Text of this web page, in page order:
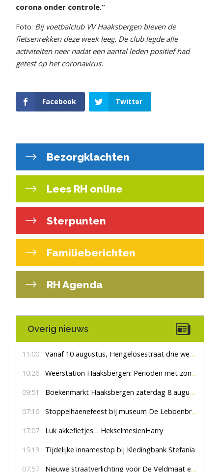
corona onder controle.”
Foto: Bij voetbalclub VV Haaksbergen bleven de
fietsenrekken deze week leeg. De club legde alle
activiteiten neer nadat een aantal leden positief had
getest op het coronavirus.
Facebook Twitter
Bezorgklachten
Lees RH online
Sterpunten
Familieberichten
RH Agenda
Overig nieuws
11:00 Vanaf 10 augustus, Hengelosestraat drie weken dicht voor doorgaand verkeer
10:26 Weerstation Haaksbergen: Perioden met zon en droog
09:51 Boekenmarkt Haaksbergen zaterdag 8 augustus, marktplein Haaksbergen
07:16 Stoppelhaenefeest bij museum De Lebbenbrugge
17:07 Luk akkefietjes… HekselmesienHarry
15:13 Tijdelijke innamestop bij Kledingbank Stefania
07:57 Nieuwe straatverlichting voor De Veldmaat en De Pas